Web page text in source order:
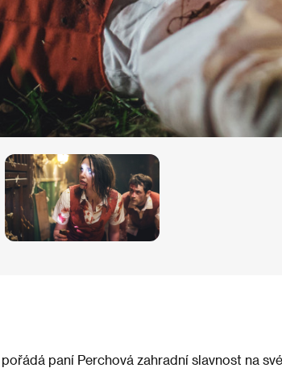
paní Perchová zahradní slavnost na